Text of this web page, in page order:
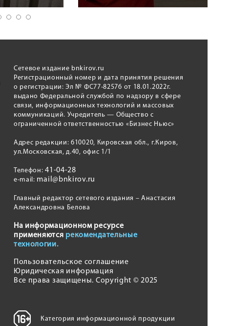
Сетевое издание bnkirov.ru
Регистрационный номер и дата принятия решения
о регистрации: Эл № ФС77-82576 от 18.01.2022г.
выдано Федеральной службой по надзору в сфере
связи, информационных технологий и массовых
коммуникаций. Учредитель — Общество с
ограниченной ответственностью «Бизнес Ньюс»
Адрес редакции: 610020, Кировская обл., г.Киров,
ул.Московская, д.40, офис 1/1
Телефон:41-04-28
e-mail: mail@bnkirov.ru
Главный редактор сетевого издания – Анастасия
Александровна Белова
На информационном ресурсе
применяются рекомендательные
технологии.
Пользовательское соглашение
Юридическая информация
Все права защищены. Copyright © 2025
Категория информационной продукции